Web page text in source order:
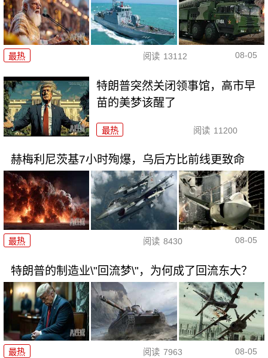
最热 阅读 13112 08-05
特朗普突然关闭领事馆，高市早
苗的美梦该醒了
最热 阅读 11200
赫梅利尼茨基7小时殉爆，乌后方比前线更致命
最热 阅读 8430 08-05
特朗普的制造业\"回流梦\"，为何成了回流东大？
最热 阅读 7963 08-05